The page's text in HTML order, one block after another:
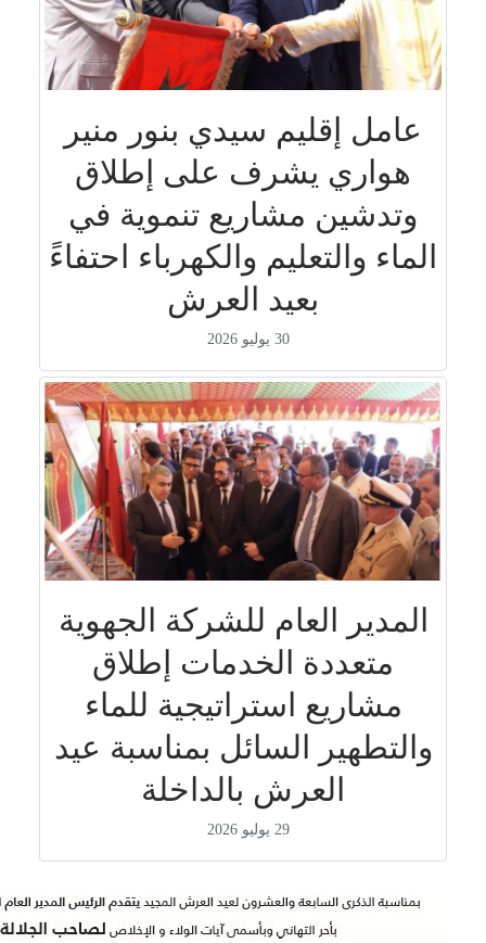
عامل إقليم سيدي بنور منير
هواري يشرف على إطلاق
وتدشين مشاريع تنموية في
الماء والتعليم والكهرباء احتفاءً
بعيد العرش
30 يوليو 2026
المدير العام للشركة الجهوية
متعددة الخدمات إطلاق
مشاريع استراتيجية للماء
والتطهير السائل بمناسبة عيد
العرش بالداخلة
29 يوليو 2026